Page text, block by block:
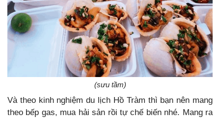
(sưu tầm)
Và theo kinh nghiệm du lịch Hồ Tràm thì bạn nên mang
theo bếp gas, mua hải sản rồi tự chế biến nhé. Mang ra